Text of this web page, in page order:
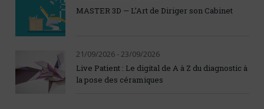
MASTER 3D — L’Art de Diriger son Cabinet
21/09/2026 - 23/09/2026
Live Patient : Le digital de A à Z du diagnostic à
la pose des céramiques